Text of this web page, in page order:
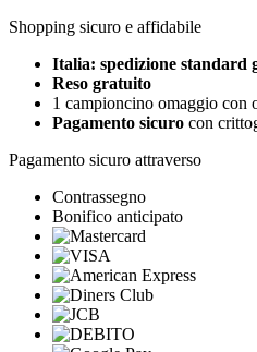
Shopping sicuro e affidabile
Italia: spedizione standard
Reso gratuito
1 campioncino omaggio con
Pagamento sicuro con
Pagamento sicuro attraverso
Contrassegno
Bonifico anticipato